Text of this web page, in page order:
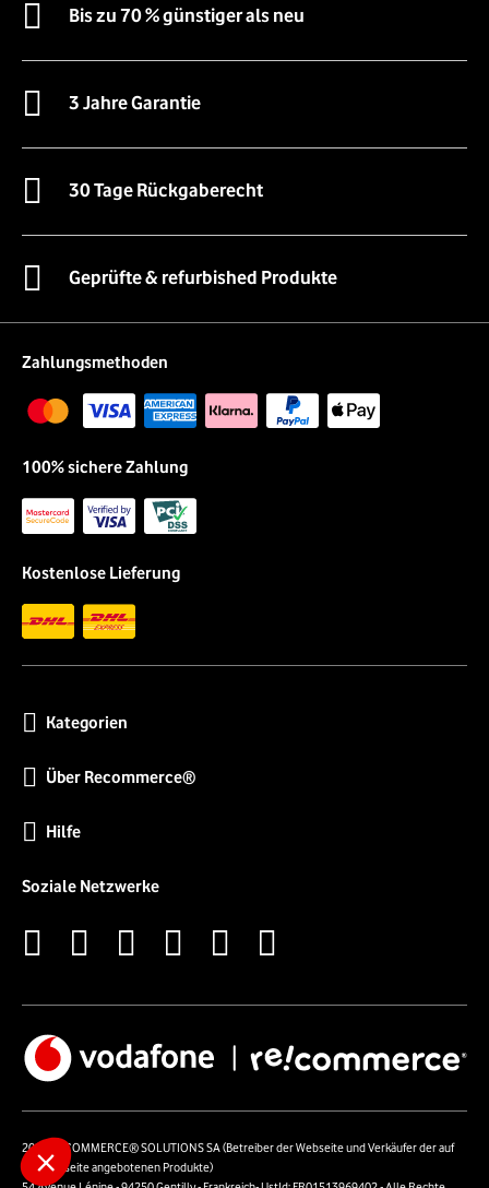
Bis zu 70 % günstiger als neu
3 Jahre Garantie
30 Tage Rückgaberecht
Geprüfte & refurbished Produkte
Zahlungsmethoden
100% sichere Zahlung
Kostenlose Lieferung
Kategorien
Über Recommerce®
Hilfe
Soziale Netzwerke
2026 RECOMMERCE® SOLUTIONS SA (Betreiber der Webseite und Verkäufer der auf
der Webseite angebotenen Produkte)